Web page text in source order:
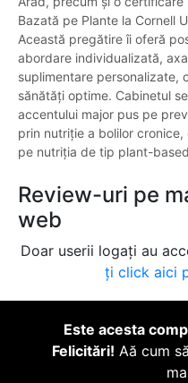
Bazată pe Plante la Cornell
Această pregătire îi oferă
abordare individualizată,
suplimentare personalizate,
sănătăți optime. Cabinetul
accentului major pus pe
prin nutriție a bolilor
pe nutriția de tip plant-
Review-uri pe
web
Doar userii logați au
ți click aici
Este acesta
Felicitări! Aă cum